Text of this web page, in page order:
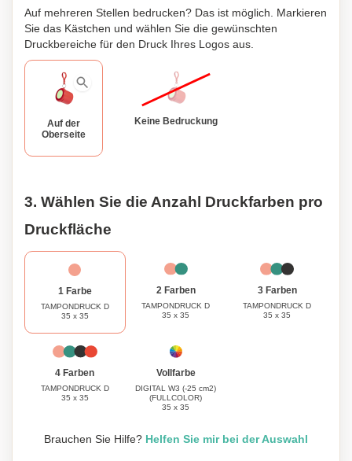
Auf mehreren Stellen bedrucken? Das ist möglich. Markieren
Sie das Kästchen und wählen Sie die gewünschten
Druckbereiche für den Druck Ihres Logos aus.
Auf der
Oberseite
Keine Bedruckung
3. Wählen Sie die Anzahl Druckfarben pro
Druckfläche
1 Farbe
TAMPONDRUCK D
35 x 35
2 Farben
TAMPONDRUCK D
35 x 35
3 Farben
TAMPONDRUCK D
35 x 35
4 Farben
TAMPONDRUCK D
35 x 35
Vollfarbe
DIGITAL W3 (-25 cm2)
(FULLCOLOR)
35 x 35
Brauchen Sie Hilfe? Helfen Sie mir bei der Auswahl